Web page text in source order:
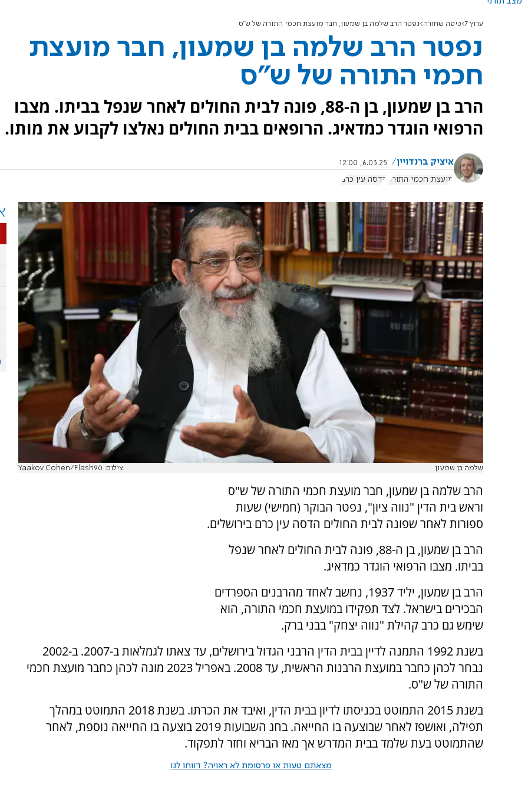
ערוץ 7 כיפה שחורה נפטר הרב שלמה בן שמעון, חבר מועצת חכמי התורה של ש"ס
נפטר הרב שלמה בן שמעון, חבר מועצת
חכמי התורה של ש"ס
הרב בן שמעון, בן ה-88, פונה לבית החולים לאחר שנפל בביתו. מצבו
הרפואי הוגדר כמדאיג. הרופאים בבית החולים נאלצו לקבוע את מותו.
איציק ברנדויין
6.03.25, 12:00
מועצת חכמי התורה
הדסה עין כרם
שלמה בן שמעון צילום: Yaakov Cohen/Flash90
הרב שלמה בן שמעון, חבר מועצת חכמי התורה של ש"ס
וראש בית הדין "נווה ציון", נפטר הבוקר (חמישי) שעות
ספורות לאחר שפונה לבית החולים הדסה עין כרם בירושלים.
הרב בן שמעון, בן ה-88, פונה לבית החולים לאחר שנפל
בביתו. מצבו הרפואי הוגדר כמדאיג.
הרב בן שמעון, יליד 1937, נחשב לאחד מהרבנים הספרדים
הבכירים בישראל. לצד תפקידו במועצת חכמי התורה, הוא
שימש גם כרב קהילת "נווה יצחק" בבני ברק.
בשנת 1992 התמנה לדיין בבית הדין הרבני הגדול בירושלים, עד צאתו לגמלאות ב-2007. ב-2002
נבחר לכהן כחבר במועצת הרבנות הראשית, עד 2008. באפריל 2023 מונה לכהן כחבר מועצת חכמי
התורה של ש"ס.
בשנת 2015 התמוטט בכניסתו לדיון בבית הדין, ואיבד את הכרתו. בשנת 2018 התמוטט במהלך
תפילה, ואושפז לאחר שבוצעה בו החייאה. בחג השבועות 2019 בוצעה בו החייאה נוספת, לאחר
שהתמוטט בעת שלמד בבית המדרש אך מאז הבריא וחזר לתפקוד.
מצאתם טעות או פרסומת לא ראויה? דווחו לנו